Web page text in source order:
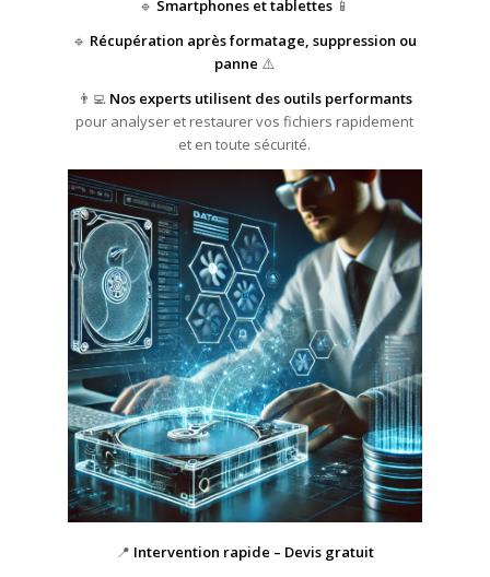
🔹 Smartphones et tablettes 📱
🔹 Récupération après formatage, suppression ou
panne ⚠️
👨‍💻 Nos experts utilisent des outils performants
pour analyser et restaurer vos fichiers rapidement
et en toute sécurité.
📍 Intervention rapide – Devis gratuit